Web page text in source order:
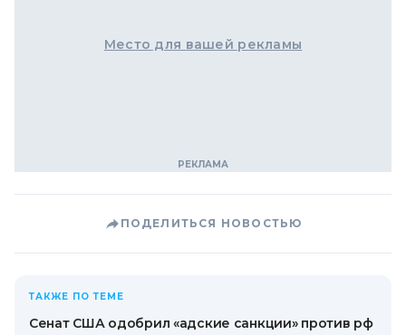
Место для вашей рекламы
ПОДЕЛИТЬСЯ НОВОСТЬЮ
ТАКЖЕ ПО ТЕМЕ
Сенат США одобрил «адские санкции» против рф